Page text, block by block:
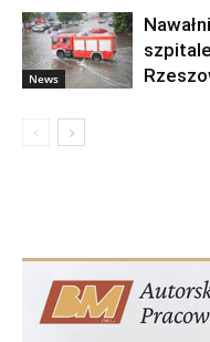
News